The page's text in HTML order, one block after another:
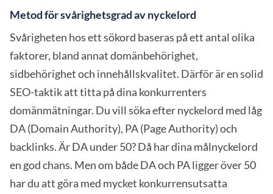
Metod för svårighetsgrad av nyckelord
Svårigheten hos ett sökord baseras på ett antal olika
faktorer, bland annat domänbehörighet,
sidbehörighet och innehållskvalitet. Därför är en solid
SEO-taktik att titta på dina konkurrenters
domänmätningar. Du vill söka efter nyckelord med låg
DA (Domain Authority), PA (Page Authority) och
backlinks. Är DA under 50? Då har dina målnyckelord
en god chans. Men om både DA och PA ligger över 50
har du att göra med mycket konkurrensutsatta